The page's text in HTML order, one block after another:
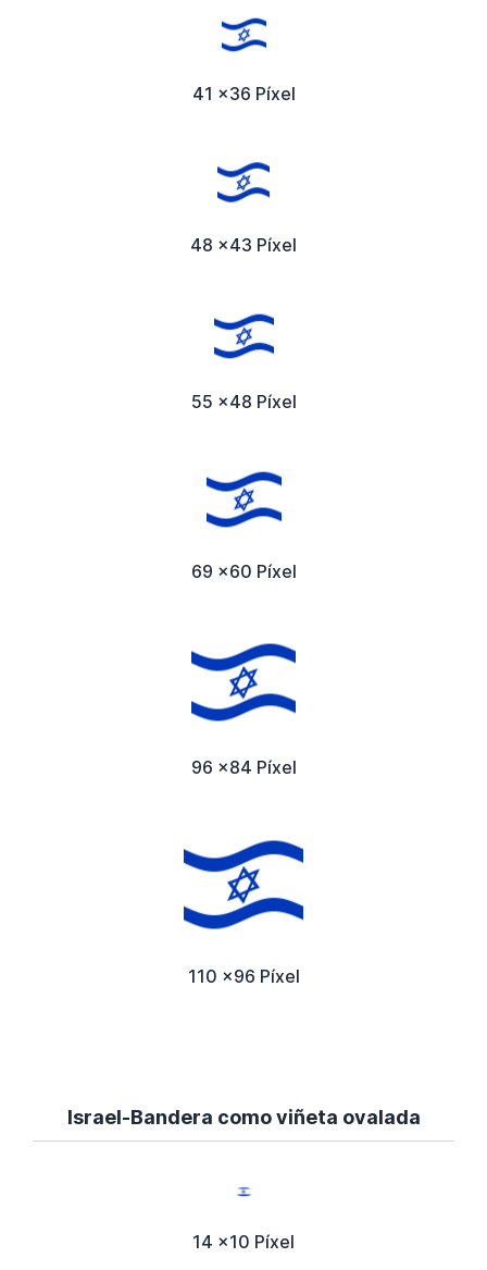
41 x36 Píxel
48 x43 Píxel
55 x48 Píxel
69 x60 Píxel
96 x84 Píxel
110 x96 Píxel
Israel-Bandera como viñeta ovalada
14 x10 Píxel